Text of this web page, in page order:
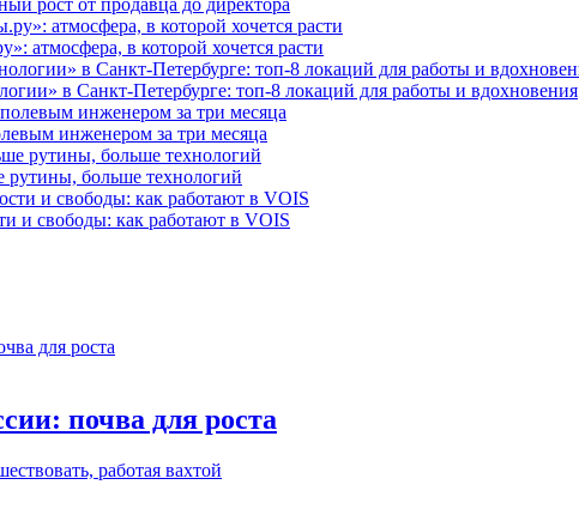
атмосфера, в которой хочется расти
в Санкт-Петербурге: топ-8 локаций для работы и вдохновения
инженером за три месяца
рутины, больше технологий
и свободы: как работают в VOIS
почва для роста